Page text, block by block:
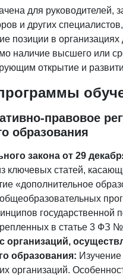
для руководителей,
и других
позиции в
наличие высшего или
открытие и
правовое
образования
закона от 29
ключевых статей,
«дополнительное
государственной
в статье 3 ФЗ
организаций,
образования:
организаций.